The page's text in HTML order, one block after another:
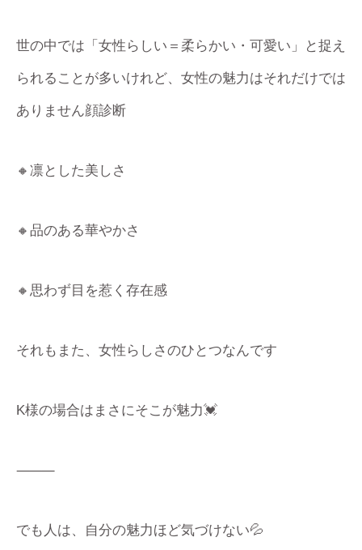
世の中では「女性らしい＝柔らかい・可愛い」と捉え
られることが多いけれど、女性の魅力はそれだけでは
ありません顔診断
🔸凛とした美しさ
🔸品のある華やかさ
🔸思わず目を惹く存在感
それもまた、女性らしさのひとつなんです
K様の場合はまさにそこが魅力💓
⸻
でも人は、自分の魅力ほど気づけない💦